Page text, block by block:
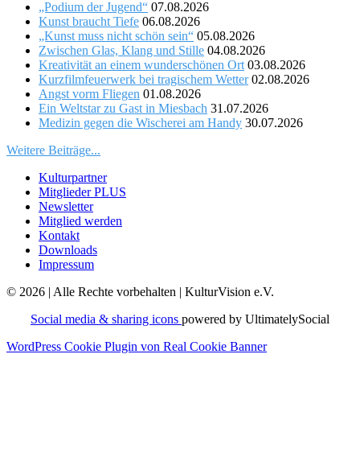
„Podium der Jugend“ 07.08.2026
Kunst braucht Tiefe 06.08.2026
„Kunst muss nicht schön sein“ 05.08.2026
Zwischen Glas, Klang und Stille 04.08.2026
Kreativität an einem wunderschönen Ort 03.08.2026
Kurzfilmfeuerwerk bei tragischem Wetter 02.08.2026
Angst vorm Fliegen 01.08.2026
Ein Weltstar zu Gast in Miesbach 31.07.2026
Medizin gegen die Wischerei am Handy 30.07.2026
Weitere Beiträge...
Kulturpartner
Mitglieder PLUS
Newsletter
Mitglied werden
Kontakt
Downloads
Impressum
© 2026 | Alle Rechte vorbehalten | KulturVision e.V.
Social media & sharing icons powered by UltimatelySocial
WordPress Cookie Plugin von Real Cookie Banner